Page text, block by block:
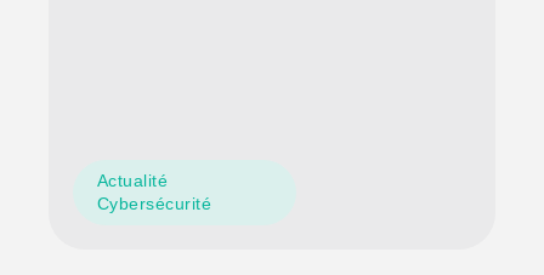
Actualité
Cybersécurité